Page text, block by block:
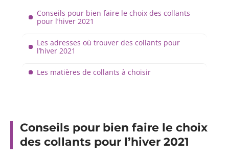
Conseils pour bien faire le choix des collants
pour l’hiver 2021
Les adresses où trouver des collants pour
l’hiver 2021
Les matières de collants à choisir
Conseils pour bien faire le choix
des collants pour l’hiver 2021